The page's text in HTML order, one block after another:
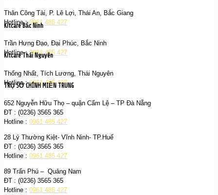
Thân Công Tài, P. Lê Lợi, Thái An, Bắc Giang
Hotline :0961 485 427
Kitcare Bắc Ninh
Trần Hưng Đạo, Đại Phúc, Bắc Ninh
Hotline :0961 485 427
Kitcare Thái Nguyên
Thống Nhất, Tích Lương, Thái Nguyên
Hotline :0961 485 427
TRỤ SỞ CHÍNH MIỀN TRUNG
652 Nguyễn Hữu Thọ – quận Cẩm Lệ – TP Đà Nẵng
ĐT : (0236) 3565 365‬
Hotline : 0961 485 427
28 Lý Thường Kiệt- Vĩnh Ninh- TP.Huế
ĐT : (0236) 3565 365‬
Hotline : 0961 485 427
89 Trấn Phú – Quảng Nam
ĐT : (0236) 3565 365‬
Hotline : 0961 485 427